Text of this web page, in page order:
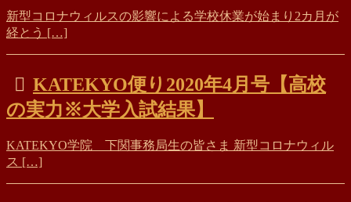
新型コロナウィルスの影響による学校休業が始まり2カ月が
経とう […]
KATEKYO便り2020年4月号【高校
の実力※大学入試結果】
KATEKYO学院 下関事務局生の皆さま 新型コロナウィル
ス […]